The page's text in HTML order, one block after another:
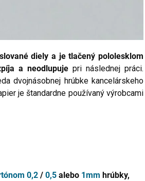
diely a je tlačený pololesklom
a neodlupuje pri následnej práci.
dvojnásobnej hrúbke kancelárskeho
je štandardne používaný výrobcami
0,2 / 0,5 alebo 1mm hrúbky,